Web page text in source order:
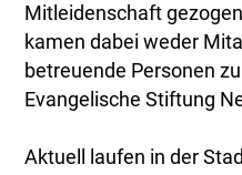
Mitleidenschaft
kamen dabei weder
betreuende Personen
Evangelische Stiftung
Aktuell laufen in der